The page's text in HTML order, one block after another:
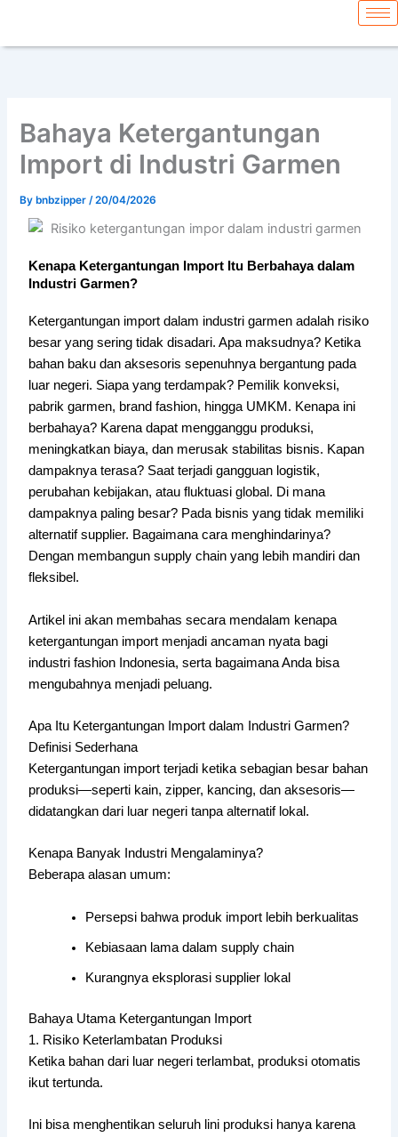
content
Bahaya Ketergantungan
Import di Industri Garmen
By bnbzipper/20/04/2026
Kenapa Ketergantungan Import Itu Berbahaya dalam
Industri Garmen?
Ketergantungan import dalam industri garmen adalah risiko
besar yang sering tidak disadari. Apa maksudnya? Ketika
bahan baku dan aksesoris sepenuhnya bergantung pada
luar negeri. Siapa yang terdampak? Pemilik konveksi,
pabrik garmen, brand fashion, hingga UMKM. Kenapa ini
berbahaya? Karena dapat mengganggu produksi,
meningkatkan biaya, dan merusak stabilitas bisnis. Kapan
dampaknya terasa? Saat terjadi gangguan logistik,
perubahan kebijakan, atau fluktuasi global. Di mana
dampaknya paling besar? Pada bisnis yang tidak memiliki
alternatif supplier. Bagaimana cara menghindarinya?
Dengan membangun supply chain yang lebih mandiri dan
fleksibel.
Artikel ini akan membahas secara mendalam kenapa
ketergantungan import menjadi ancaman nyata bagi
industri fashion Indonesia, serta bagaimana Anda bisa
mengubahnya menjadi peluang.
Apa Itu Ketergantungan Import dalam Industri Garmen?
Definisi Sederhana
Ketergantungan import terjadi ketika sebagian besar bahan
produksi—seperti kain, zipper, kancing, dan aksesoris—
didatangkan dari luar negeri tanpa alternatif lokal.
Kenapa Banyak Industri Mengalaminya?
Beberapa alasan umum:
Persepsi bahwa produk import lebih berkualitas
Kebiasaan lama dalam supply chain
Kurangnya eksplorasi supplier lokal
Bahaya Utama Ketergantungan Import
1. Risiko Keterlambatan Produksi
Ketika bahan dari luar negeri terlambat, produksi otomatis
ikut tertunda.
Ini bisa menghentikan seluruh lini produksi hanya karena